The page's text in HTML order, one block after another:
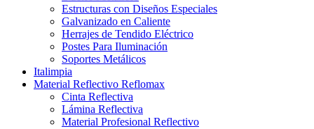
Estructuras con Diseños Especiales
Galvanizado en Caliente
Herrajes de Tendido Eléctrico
Postes Para Iluminación
Soportes Metálicos
Italimpia
Material Reflectivo Reflomax
Cinta Reflectiva
Lámina Reflectiva
Material Profesional Reflectivo